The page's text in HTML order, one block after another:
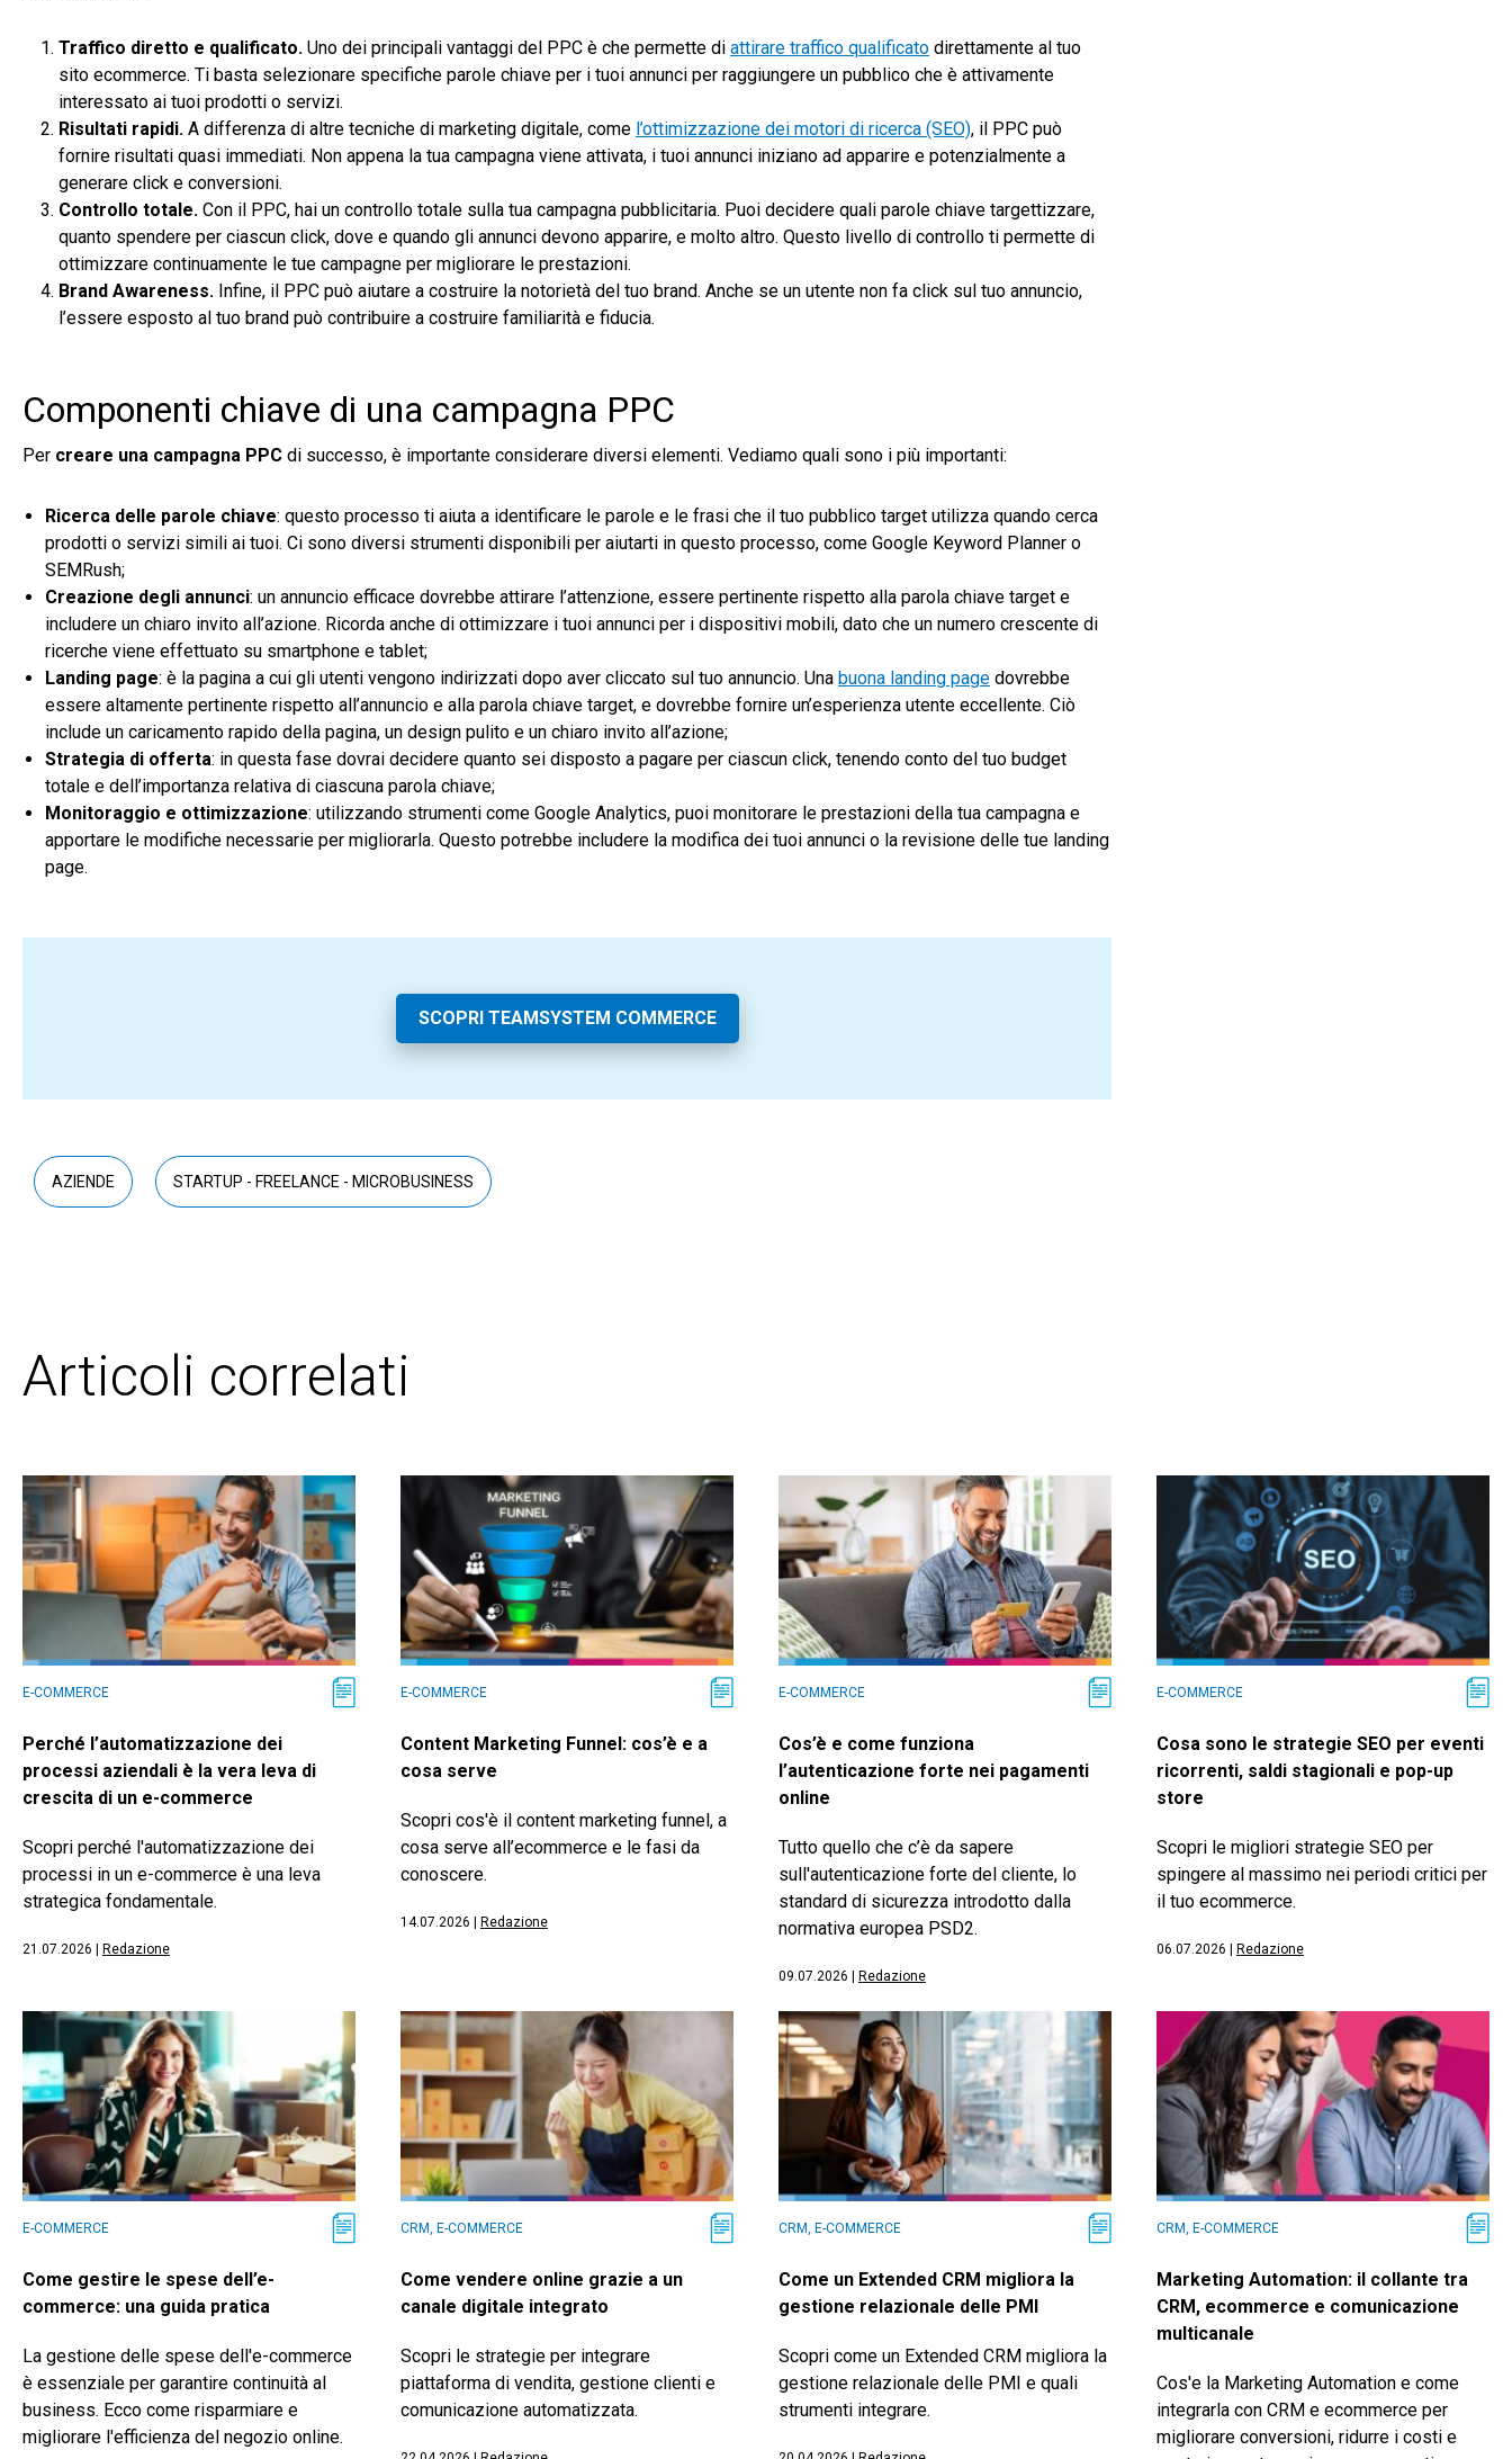
Traffico diretto e qualificato. Uno dei principali vantaggi del PPC è che permette di attirare traffico qualificato direttamente al tuo
sito ecommerce. Ti basta selezionare specifiche parole chiave per i tuoi annunci per raggiungere un pubblico che è attivamente
interessato ai tuoi prodotti o servizi.
Risultati rapidi. A differenza di altre tecniche di marketing digitale, come l’ottimizzazione dei motori di ricerca (SEO), il PPC può
fornire risultati quasi immediati. Non appena la tua campagna viene attivata, i tuoi annunci iniziano ad apparire e potenzialmente a
generare click e conversioni.
Controllo totale. Con il PPC, hai un controllo totale sulla tua campagna pubblicitaria. Puoi decidere quali parole chiave targettizzare,
quanto spendere per ciascun click, dove e quando gli annunci devono apparire, e molto altro. Questo livello di controllo ti permette di
ottimizzare continuamente le tue campagne per migliorare le prestazioni.
Brand Awareness. Infine, il PPC può aiutare a costruire la notorietà del tuo brand. Anche se un utente non fa click sul tuo annuncio,
l’essere esposto al tuo brand può contribuire a costruire familiarità e fiducia.
Componenti chiave di una campagna PPC
Per creare una campagna PPC di successo, è importante considerare diversi elementi. Vediamo quali sono i più importanti:
Ricerca delle parole chiave: questo processo ti aiuta a identificare le parole e le frasi che il tuo pubblico target utilizza quando cerca
prodotti o servizi simili ai tuoi. Ci sono diversi strumenti disponibili per aiutarti in questo processo, come Google Keyword Planner o
SEMRush;
Creazione degli annunci: un annuncio efficace dovrebbe attirare l’attenzione, essere pertinente rispetto alla parola chiave target e
includere un chiaro invito all’azione. Ricorda anche di ottimizzare i tuoi annunci per i dispositivi mobili, dato che un numero crescente di
ricerche viene effettuato su smartphone e tablet;
Landing page: è la pagina a cui gli utenti vengono indirizzati dopo aver cliccato sul tuo annuncio. Una buona landing page dovrebbe
essere altamente pertinente rispetto all’annuncio e alla parola chiave target, e dovrebbe fornire un’esperienza utente eccellente. Ciò
include un caricamento rapido della pagina, un design pulito e un chiaro invito all’azione;
Strategia di offerta: in questa fase dovrai decidere quanto sei disposto a pagare per ciascun click, tenendo conto del tuo budget
totale e dell’importanza relativa di ciascuna parola chiave;
Monitoraggio e ottimizzazione: utilizzando strumenti come Google Analytics, puoi monitorare le prestazioni della tua campagna e
apportare le modifiche necessarie per migliorarla. Questo potrebbe includere la modifica dei tuoi annunci o la revisione delle tue landing
page.
SCOPRI TEAMSYSTEM COMMERCE
AZIENDE STARTUP - FREELANCE - MICROBUSINESS
Articoli correlati
E-COMMERCE
Perché l’automatizzazione dei
processi aziendali è la vera leva di
crescita di un e-commerce
Scopri perché l'automatizzazione dei
processi in un e-commerce è una leva
strategica fondamentale.
21.07.2026 Redazione
E-COMMERCE
Content Marketing Funnel: cos’è e a
cosa serve
Scopri cos'è il content marketing funnel, a
cosa serve all’ecommerce e le fasi da
conoscere.
14.07.2026 Redazione
E-COMMERCE
Cos’è e come funziona
l’autenticazione forte nei pagamenti
online
Tutto quello che c’è da sapere
sull'autenticazione forte del cliente, lo
standard di sicurezza introdotto dalla
normativa europea PSD2.
09.07.2026 Redazione
E-COMMERCE
Cosa sono le strategie SEO per eventi
ricorrenti, saldi stagionali e pop-up
store
Scopri le migliori strategie SEO per
spingere al massimo nei periodi critici per
il tuo ecommerce.
06.07.2026 Redazione
E-COMMERCE
Come gestire le spese dell’e-
commerce: una guida pratica
La gestione delle spese dell'e-commerce
è essenziale per garantire continuità al
business. Ecco come risparmiare e
migliorare l'efficienza del negozio online.
CRM, E-COMMERCE
Come vendere online grazie a un
canale digitale integrato
Scopri le strategie per integrare
piattaforma di vendita, gestione clienti e
comunicazione automatizzata.
CRM, E-COMMERCE
Come un Extended CRM migliora la
gestione relazionale delle PMI
Scopri come un Extended CRM migliora la
gestione relazionale delle PMI e quali
strumenti integrare.
CRM, E-COMMERCE
Marketing Automation: il collante tra
CRM, ecommerce e comunicazione
multicanale
Cos'e la Marketing Automation e come
integrarla con CRM e ecommerce per
migliorare conversioni, ridurre i costi e